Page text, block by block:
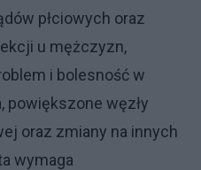
płciowych oraz
u mężczyzn,
i bolesność w
powiększone węzły
oraz zmiany na innych
wymaga